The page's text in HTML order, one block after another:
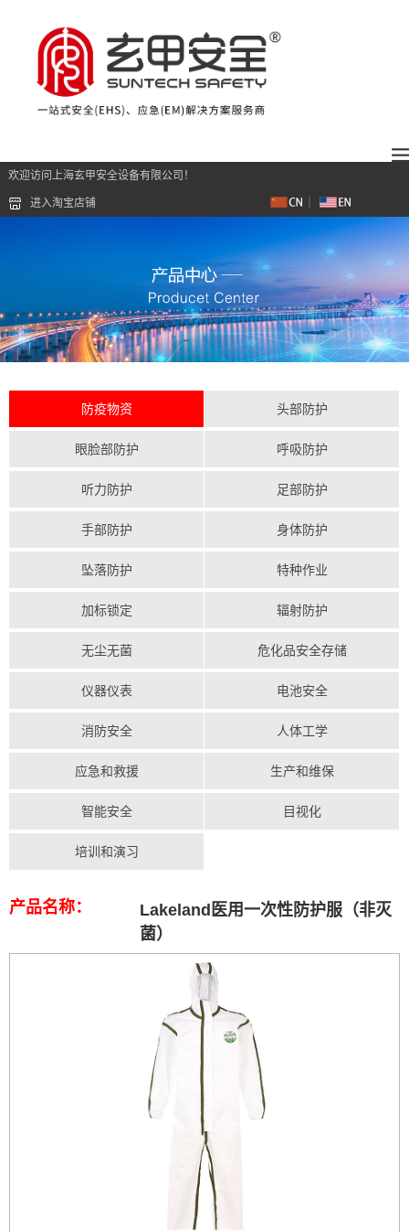
欢迎访问上海玄甲安全设备有限公司！
进入淘宝店铺
防疫物资 头部防护
眼脸部防护 呼吸防护
听力防护 足部防护
手部防护 身体防护
坠落防护 特种作业
加标锁定 辐射防护
无尘无菌 危化品安全存储
仪器仪表 电池安全
消防安全 人体工学
应急和救援 生产和维保
智能安全 目视化
培训和演习
产品名称：
Lakeland医用一次性防护服（非灭
菌）